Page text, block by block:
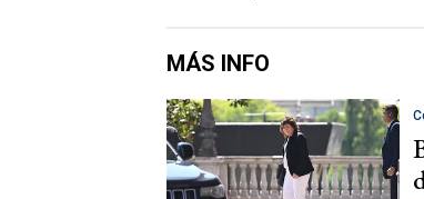
MÁS INFO